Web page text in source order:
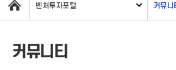
벤처투자포털 커뮤니
커뮤니티